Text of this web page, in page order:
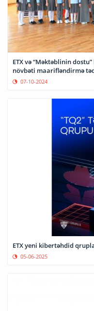
ETX və “Məktəblinin
növbəti maarifləndirmə
07-10-2024
ETX yeni kibertəhdid
05-06-2025